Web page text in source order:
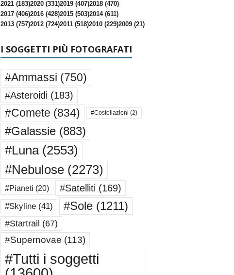
2021 (183)2020 (331)2019 (407)2018 (470)
2017 (406)2016 (428)2015 (503)2014 (611)
2013 (757)2012 (724)2011 (518)2010 (229)2009 (21)
I SOGGETTI PIÙ FOTOGRAFATI
#Ammassi (750)
#Asteroidi (183)
#Comete (834) #Costellazioni (2)
#Galassie(883)
#Luna(2553)
#Nebulose(2273)
#Pianeti (20) #Satelliti (169)
#Skyline(41) #Sole(1211)
#Startrail (67)
#Supernovae (113)
#Tutti i soggetti